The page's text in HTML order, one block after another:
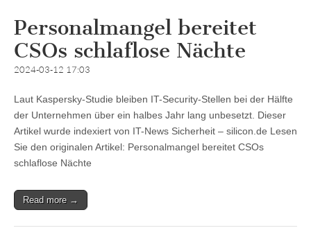
Personalmangel bereitet
CSOs schlaflose Nächte
2024-03-12 17:03
Laut Kaspersky-Studie bleiben IT-Security-Stellen bei der Hälfte
der Unternehmen über ein halbes Jahr lang unbesetzt. Dieser
Artikel wurde indexiert von IT-News Sicherheit – silicon.de Lesen
Sie den originalen Artikel: Personalmangel bereitet CSOs
schlaflose Nächte
Read more →